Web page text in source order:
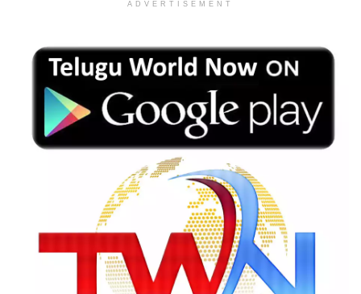
ADVERTISEMENT